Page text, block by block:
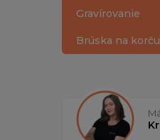
Gravírovanie
Brúska na